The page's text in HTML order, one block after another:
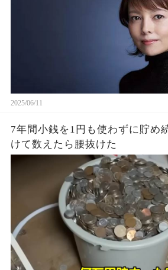
2025/06/11
7年間小銭を1円も使わずに貯め
けて数えたら腰抜けた